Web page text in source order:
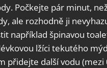
Počkejte pár minut,
ale rozhodně ji
například špinavou
lžíci tekutého
přidejte další vodu (mezi